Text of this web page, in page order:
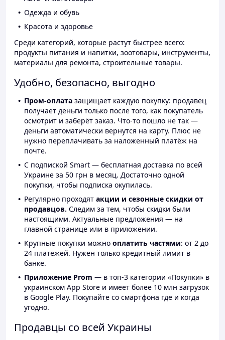
Одежда и обувь
Красота и здоровье
Среди категорий, которые растут быстрее всего:
продукты питания и напитки, зоотовары, инструменты,
материалы для ремонта, строительные товары.
Удобно, безопасно, выгодно
Пром-оплата защищает каждую покупку: продавец
получает деньги только после того, как покупатель
осмотрит и заберёт заказ. Что-то пошло не так —
деньги автоматически вернутся на карту. Плюс не
нужно переплачивать за наложенный платёж на
почте.
С подпиской Smart — бесплатная доставка по всей
Украине за 50 грн в месяц. Достаточно одной
покупки, чтобы подписка окупилась.
Регулярно проходят акции и сезонные скидки от
продавцов. Следим за тем, чтобы скидки были
настоящими. Актуальные предложения — на
главной странице или в приложении.
Крупные покупки можно оплатить частями: от 2 до
24 платежей. Нужен только кредитный лимит в
банке.
Приложение Prom — в топ-3 категории «Покупки» в
украинском App Store и имеет более 10 млн загрузок
в Google Play. Покупайте со смартфона где и когда
угодно.
Продавцы со всей Украины